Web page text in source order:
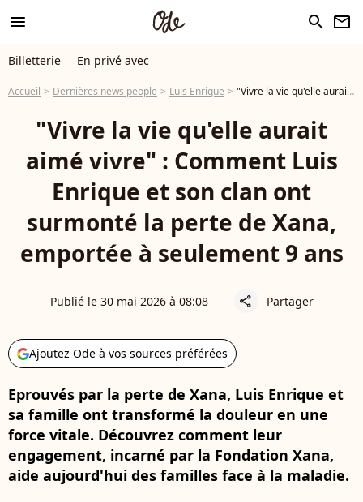
menu search newsletter
Billetterie En privé avec
Accueil Dernières news people Luis Enrique "Vivre la vie qu'elle aurait aimé vivre" : Comment Luis Enrique et son clan ont surmonté la perte de Xana, emportée à seulement 9 ans
"Vivre la vie qu'elle aurait
aimé vivre" : Comment Luis
Enrique et son clan ont
surmonté la perte de Xana,
emportée à seulement 9 ans
Publié le 30 mai 2026 à 08:08 share Partager
Ajoutez Ode à vos sources préférées
Eprouvés par la perte de Xana, Luis Enrique et
sa famille ont transformé la douleur en une
force vitale. Découvrez comment leur
engagement, incarné par la Fondation Xana,
aide aujourd'hui des familles face à la maladie.